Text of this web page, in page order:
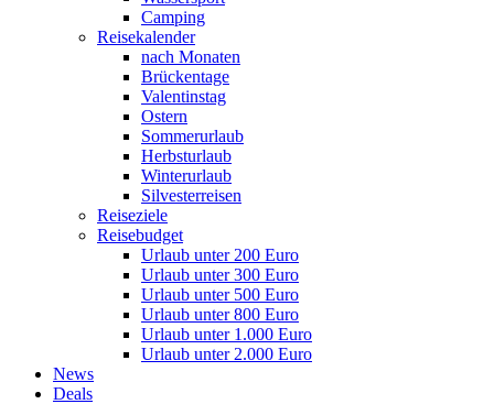
Camping
Reisekalender
nach Monaten
Brückentage
Valentinstag
Ostern
Sommerurlaub
Herbsturlaub
Winterurlaub
Silvesterreisen
Reiseziele
Reisebudget
Urlaub unter 200 Euro
Urlaub unter 300 Euro
Urlaub unter 500 Euro
Urlaub unter 800 Euro
Urlaub unter 1.000 Euro
Urlaub unter 2.000 Euro
News
Deals